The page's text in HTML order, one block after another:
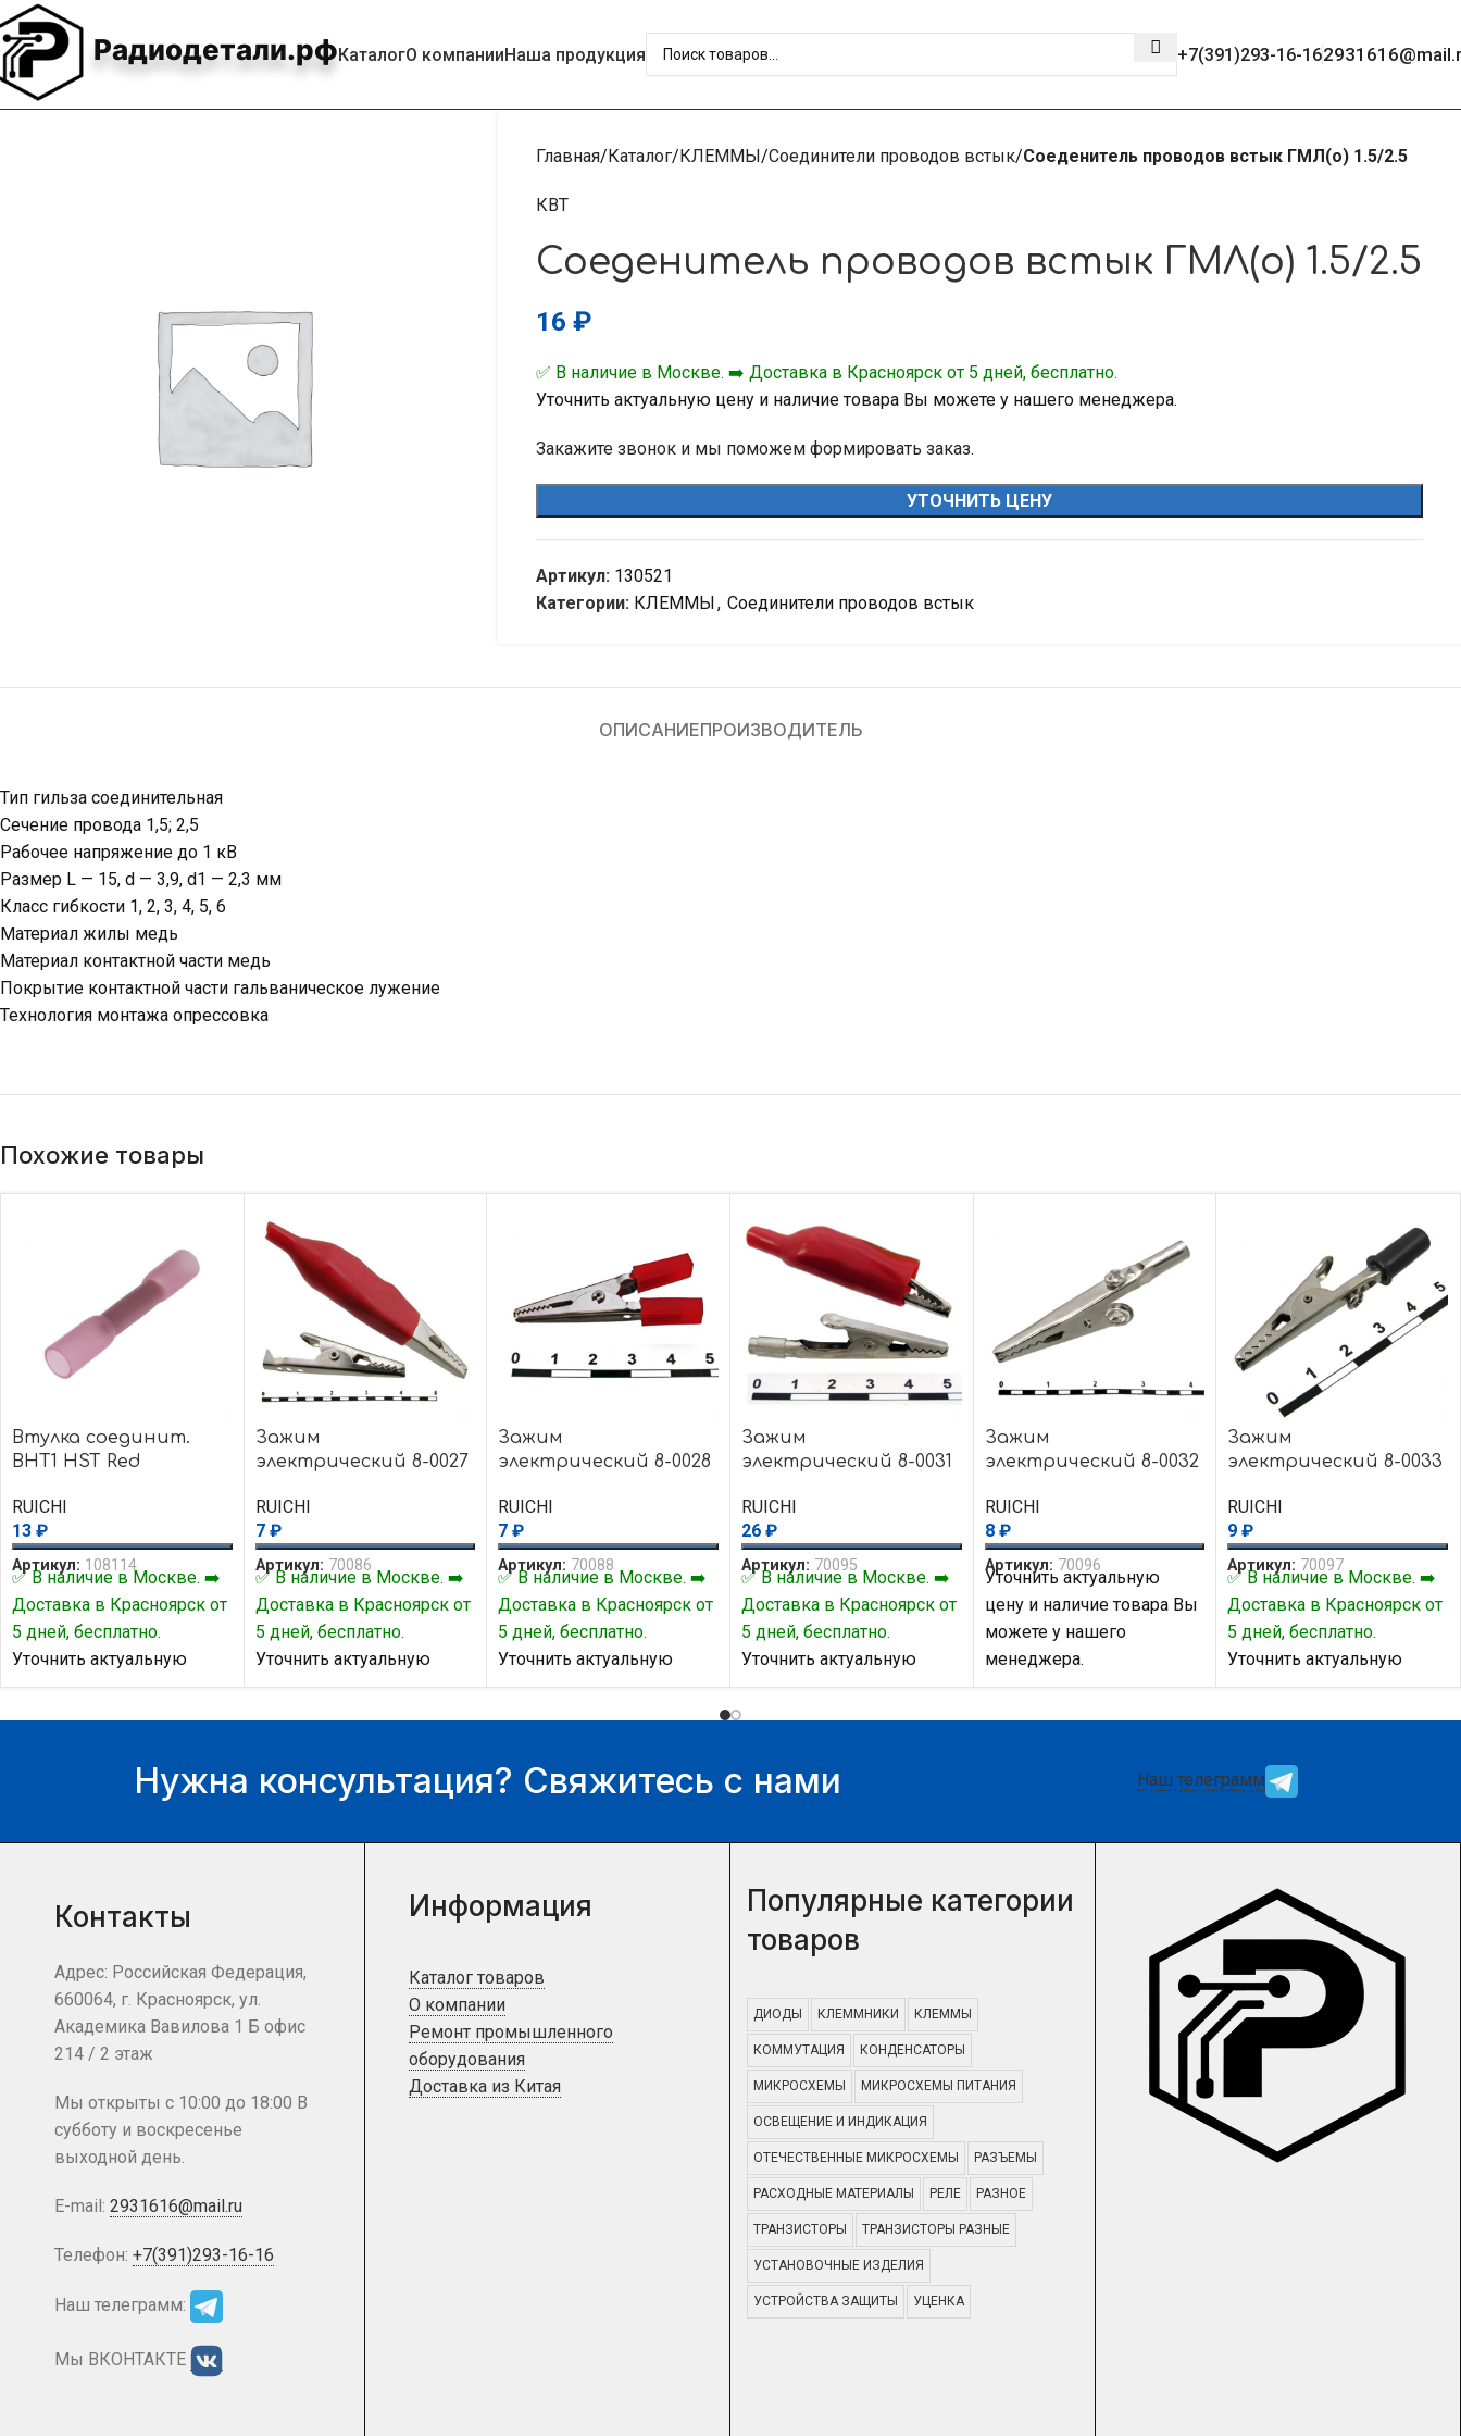
Радиодетали.рфКаталогО компанииНаша продукция +7(391)293-16-16
Главная Каталог КЛЕММЫ Соединители проводов встык Соеденитель проводов встык ГМЛ(о) 1.5/2.5
КВТ
Соеденитель проводов встык ГМЛ(о) 1.5/2.5
16 ₽
✅ В наличие в Москве. ➡️ Доставка в Красноярск от 5 дней, бесплатно.
Уточнить актуальную цену и наличие товара Вы можете у нашего менеджера.
Закажите звонок и мы поможем формировать заказ.
УТОЧНИТЬ ЦЕНУ
Артикул: 130521
Категории: КЛЕММЫ, Соединители проводов встык
ОПИСАНИЕПРОИЗВОДИТЕЛЬ
Тип гильза соединительная
Сечение провода 1,5; 2,5
Рабочее напряжение до 1 кВ
Размер L — 15, d — 3,9, d1 — 2,3 мм
Класс гибкости 1, 2, 3, 4, 5, 6
Материал жилы медь
Материал контактной части медь
Покрытие контактной части гальваническое лужение
Технология монтажа опрессовка
Похожие товары
Втулка соединит.
BHT1 HST Red
RUICHI
13 ₽
Артикул: 108114
✅ В наличие в Москве. ➡️
Доставка в Красноярск от
5 дней, бесплатно.
Уточнить актуальную
цену и наличие товара Вы
Зажим
электрический 8-0027
RUICHI
7 ₽
Артикул: 70086
✅ В наличие в Москве. ➡️
Доставка в Красноярск от
5 дней, бесплатно.
Уточнить актуальную
цену и наличие товара Вы
Зажим
электрический 8-0028
RUICHI
7₽
Артикул: 70088
✅ В наличие в Москве. ➡️
Доставка в Красноярск от
5 дней, бесплатно.
Уточнить актуальную
цену и наличие товара Вы
Зажим
электрический 8-0031
RUICHI
26 ₽
Артикул: 70095
✅ В наличие в Москве. ➡️
Доставка в Красноярск от
5 дней, бесплатно.
Уточнить актуальную
цену и наличие товара Вы
можете у нашего
Зажим
электрический 8-0032
RUICHI
8 ₽
Артикул: 70096
Уточнить актуальную
цену и наличие товара Вы
можете у нашего
менеджера.
Зажим
электрический 8-0033
RUICHI
9₽
Артикул: 70097
✅ В наличие в Москве. ➡️
Доставка в Красноярск от
5 дней, бесплатно.
Уточнить актуальную
цену и наличие товара Вы
Нужна консультация? Свяжитесь с нами Наш телеграмм
Контакты
Адрес: Российская Федерация,
660064, г. Красноярск, ул.
Академика Вавилова 1 Б офис
214 / 2 этаж
Мы открыты с 10:00 до 18:00 В
субботу и воскресенье
выходной день.
E-mail: 2931616@mail.ru
Телефон: +7(391)293-16-16
Наш телеграмм:
Мы ВКОНТАКТЕ
Информация
Каталог товаров
О компании
Ремонт промышленного
оборудования
Доставка из Китая
Популярные категории
товаров
ДИОДЫ КЛЕММНИКИ КЛЕММЫ
КОММУТАЦИЯ КОНДЕНСАТОРЫ
МИКРОСХЕМЫ МИКРОСХЕМЫ ПИТАНИЯ
ОСВЕЩЕНИЕ И ИНДИКАЦИЯ
ОТЕЧЕСТВЕННЫЕ МИКРОСХЕМЫ РАЗЪЕМЫ
РАСХОДНЫЕ МАТЕРИАЛЫ РЕЛЕ РАЗНОЕ
ТРАНЗИСТОРЫ ТРАНЗИСТОРЫ РАЗНЫЕ
УСТАНОВОЧНЫЕ ИЗДЕЛИЯ
УСТРОЙСТВА ЗАЩИТЫ УЦЕНКА